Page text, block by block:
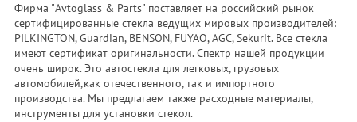
Фирма "Avtoglass & Parts" поставляет на российский рынок
сертифицированные стекла ведущих мировых производителей:
PILKINGTON, Guardian, BENSON, FUYAO, AGC, Sekurit. Все стекла
имеют сертификат оригинальности. Спектр нашей продукции
очень широк. Это автостекла для легковых, грузовых
автомобилей,как отечественного, так и импортного
производства. Мы предлагаем также расходные материалы,
инструменты для установки стекол.